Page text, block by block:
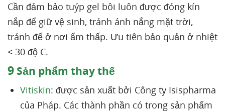
Cần đảm bảo tuýp gel bôi luôn được đóng kín
nắp để giữ vệ sinh, tránh ánh nắng mặt trời,
tránh để ở nơi ẩm thấp. Ưu tiên bảo quản ở nhiệt
< 30 độ C.
9 Sản phẩm thay thế
Vitiskin: được sản xuất bởi Công ty Isispharma
của Pháp. Các thành phần có trong sản phẩm